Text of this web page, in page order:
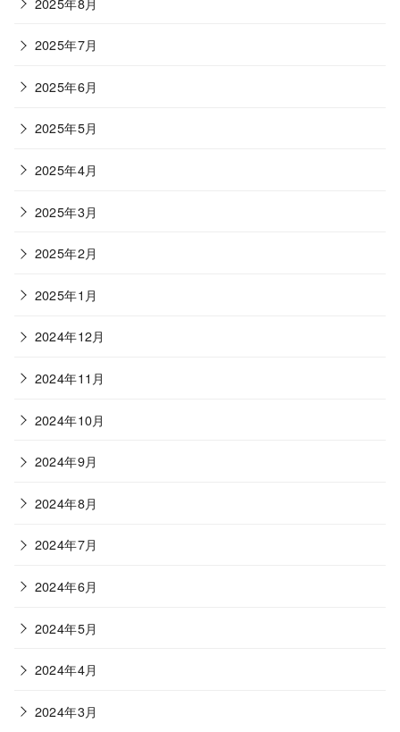
2025年7月
2025年6月
2025年5月
2025年4月
2025年3月
2025年2月
2025年1月
2024年12月
2024年11月
2024年10月
2024年9月
2024年8月
2024年7月
2024年6月
2024年5月
2024年4月
2024年3月